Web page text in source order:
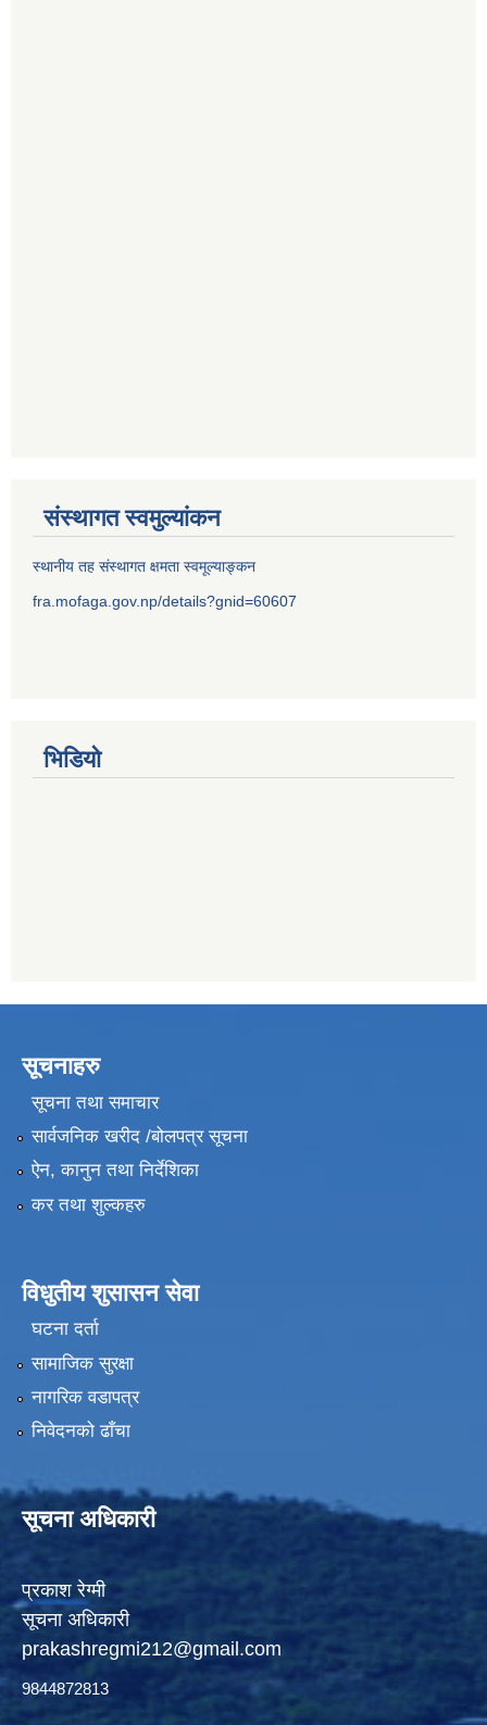
संस्थागत स्वमुल्यांकन
स्थानीय तह संस्थागत क्षमता स्वमूल्याङ्कन
fra.mofaga.gov.np/details?gnid=60607
भिडियो
सूचनाहरु
सूचना तथा समाचार
सार्वजनिक खरीद /बोलपत्र सूचना
ऐन, कानुन तथा निर्देशिका
कर तथा शुल्कहरु
विधुतीय शुसासन सेवा
घटना दर्ता
सामाजिक सुरक्षा
नागरिक वडापत्र
निवेदनको ढाँचा
सूचना अधिकारी
प्रकाश रेग्मी
सूचना अधिकारी
prakashregmi212@gmail.com
9844872813